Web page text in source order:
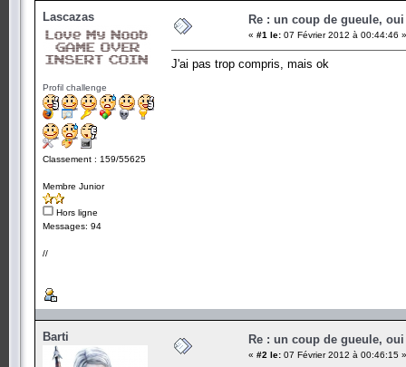
Lascazas
Profil challenge
Classement : 159/55625
Membre Junior
Hors ligne
Messages: 94
//
Re : un coup de gueule, oui
« #1 le: 07 Février 2012 à 00:44:46 »
J'ai pas trop compris, mais ok
Barti Re : un coup de gueule, oui
« #2 le: 07 Février 2012 à 00:46:15 »